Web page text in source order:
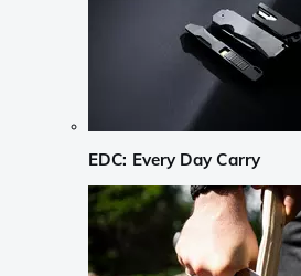
EDC: Every Day Carry